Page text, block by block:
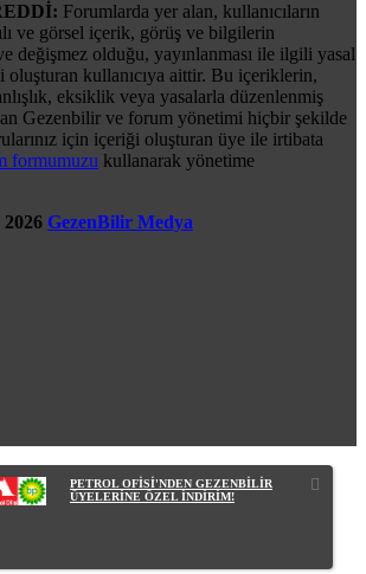
Forumlarda yer alan, kullanıcıların
ve görsel içerik, görüş ve bilgilerin
değişmez olduğu, yayınlanması ile ilgili yasal
kullanıcıya aittir. Bu içeriklerin,
eksiklik veya yasalarla düzenlenmiş
Gezenbilir ve forum yönetimi hiçbir şekilde
için içeriği oluşturan üye ile irtibata
formumuzu kullanarak yönetime
GezenBilir Medya
PETROL OFİSİ'NDEN GEZENBİLİR
ÜYELERİNE ÖZEL İNDİRİM!